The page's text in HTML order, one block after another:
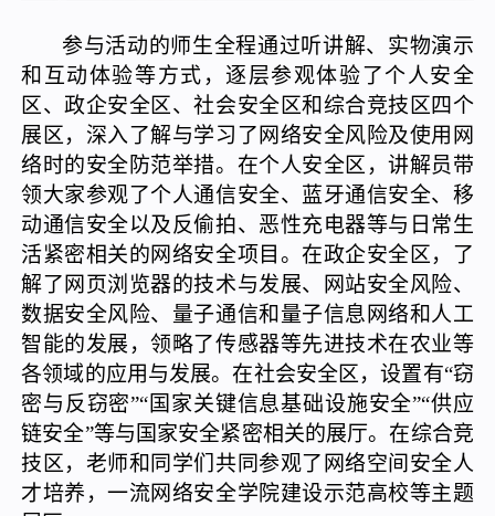
参与活动的师生全程通过听讲解、实物演示
和互动体验等方式，逐层参观体验了个人安全
区、政企安全区、社会安全区和综合竞技区四个
展区，深入了解与学习了网络安全风险及使用网
络时的安全防范举措。在个人安全区，讲解员带
领大家参观了个人通信安全、蓝牙通信安全、移
动通信安全以及反偷拍、恶性充电器等与日常生
活紧密相关的网络安全项目。在政企安全区，了
解了网页浏览器的技术与发展、网站安全风险、
数据安全风险、量子通信和量子信息网络和人工
智能的发展，领略了传感器等先进技术在农业等
各领域的应用与发展。在社会安全区，设置有“窃
密与反窃密”“国家关键信息基础设施安全”“供应
链安全”等与国家安全紧密相关的展厅。在综合竞
技区，老师和同学们共同参观了网络空间安全人
才培养，一流网络安全学院建设示范高校等主题